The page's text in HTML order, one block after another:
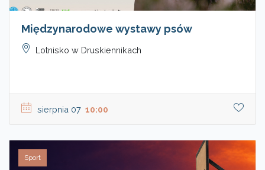
Międzynarodowe wystawy psów
Lotnisko w Druskiennikach
sierpnia 07 10:00
Sport